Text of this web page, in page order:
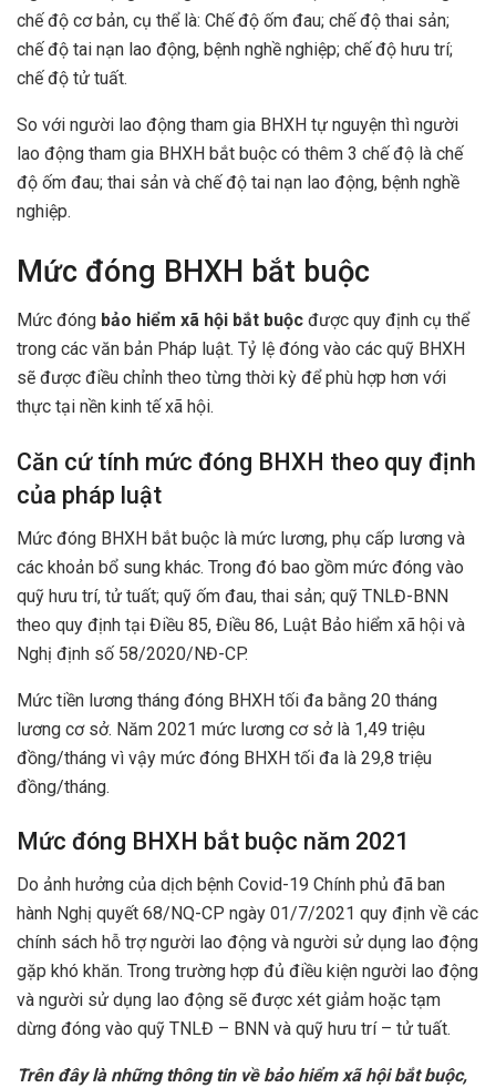
chế độ cơ bản, cụ thể là: Chế độ ốm đau; chế độ thai sản;
chế độ tai nạn lao động, bệnh nghề nghiệp; chế độ hưu trí;
chế độ tử tuất.
So với người lao động tham gia BHXH tự nguyện thì người
lao động tham gia BHXH bắt buộc có thêm 3 chế độ là chế
độ ốm đau; thai sản và chế độ tai nạn lao động, bệnh nghề
nghiệp.
Mức đóng BHXH bắt buộc
Mức đóng bảo hiểm xã hội bắt buộc được quy định cụ thể
trong các văn bản Pháp luật. Tỷ lệ đóng vào các quỹ BHXH
sẽ được điều chỉnh theo từng thời kỳ để phù hợp hơn với
thực tại nền kinh tế xã hội.
Căn cứ tính mức đóng BHXH theo quy định
của pháp luật
Mức đóng BHXH bắt buộc là mức lương, phụ cấp lương và
các khoản bổ sung khác. Trong đó bao gồm mức đóng vào
quỹ hưu trí, tử tuất; quỹ ốm đau, thai sản; quỹ TNLĐ-BNN
theo quy định tại Điều 85, Điều 86, Luật Bảo hiểm xã hội và
Nghị định số 58/2020/NĐ-CP.
Mức tiền lương tháng đóng BHXH tối đa bằng 20 tháng
lương cơ sở. Năm 2021 mức lương cơ sở là 1,49 triệu
đồng/tháng vì vậy mức đóng BHXH tối đa là 29,8 triệu
đồng/tháng.
Mức đóng BHXH bắt buộc năm 2021
Do ảnh hưởng của dịch bệnh Covid-19 Chính phủ đã ban
hành Nghị quyết 68/NQ-CP ngày 01/7/2021 quy định về các
chính sách hỗ trợ người lao động và người sử dụng lao động
gặp khó khăn. Trong trường hợp đủ điều kiện người lao động
và người sử dụng lao động sẽ được xét giảm hoặc tạm
dừng đóng vào quỹ TNLĐ – BNN và quỹ hưu trí – tử tuất.
Trên đây là những thông tin về bảo hiểm xã hội bắt buộc,